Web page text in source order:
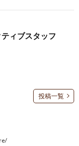
ィブスタッフ
投稿一覧